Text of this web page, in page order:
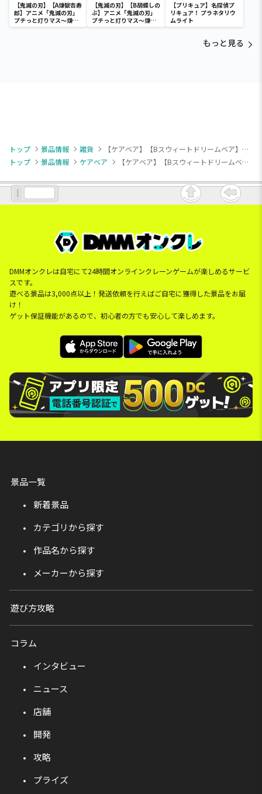
【鬼滅の刃】【A煉獄杏寿
郎】アニメ「鬼滅の刃」
プチっと灯りマス～煉獄
杏寿郎・胡蝶しのぶ～
【鬼滅の刃】【B胡蝶しの
ぶ】アニメ「鬼滅の刃」
プチっと灯りマス～煉獄
杏寿郎・胡蝶しのぶ～
【プリキュア】名探偵プ
リキュア！ プラネタリウ
ムライト
もっと見る
トップ 景品情報 雑貨
【ケアベア】【Bスウィートドリームベア】Care Bears マスコット付きヘアバンド
トップ
景品情報 ケアベア 【ケアベア】【Bスウィートドリームベア】Care Bears マスコット付きヘアバンド
DMMオンクレは自宅にて24時間オンラインクレーンゲームが楽しめるサービ
スです。
遊べる景品は3,000点以上！発送依頼を行えばご自宅に獲得した景品をお届
け！
ゲット保証機能があるので、初心者の方でも安心して楽しめます。
景品一覧
新着景品
カテゴリから探す
作品名から探す
メーカーから探す
遊び方攻略
コラム
インタビュー
ニュース
店舗
開発
攻略
プライズ